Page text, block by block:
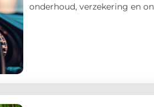
onderhoud, verzekering en